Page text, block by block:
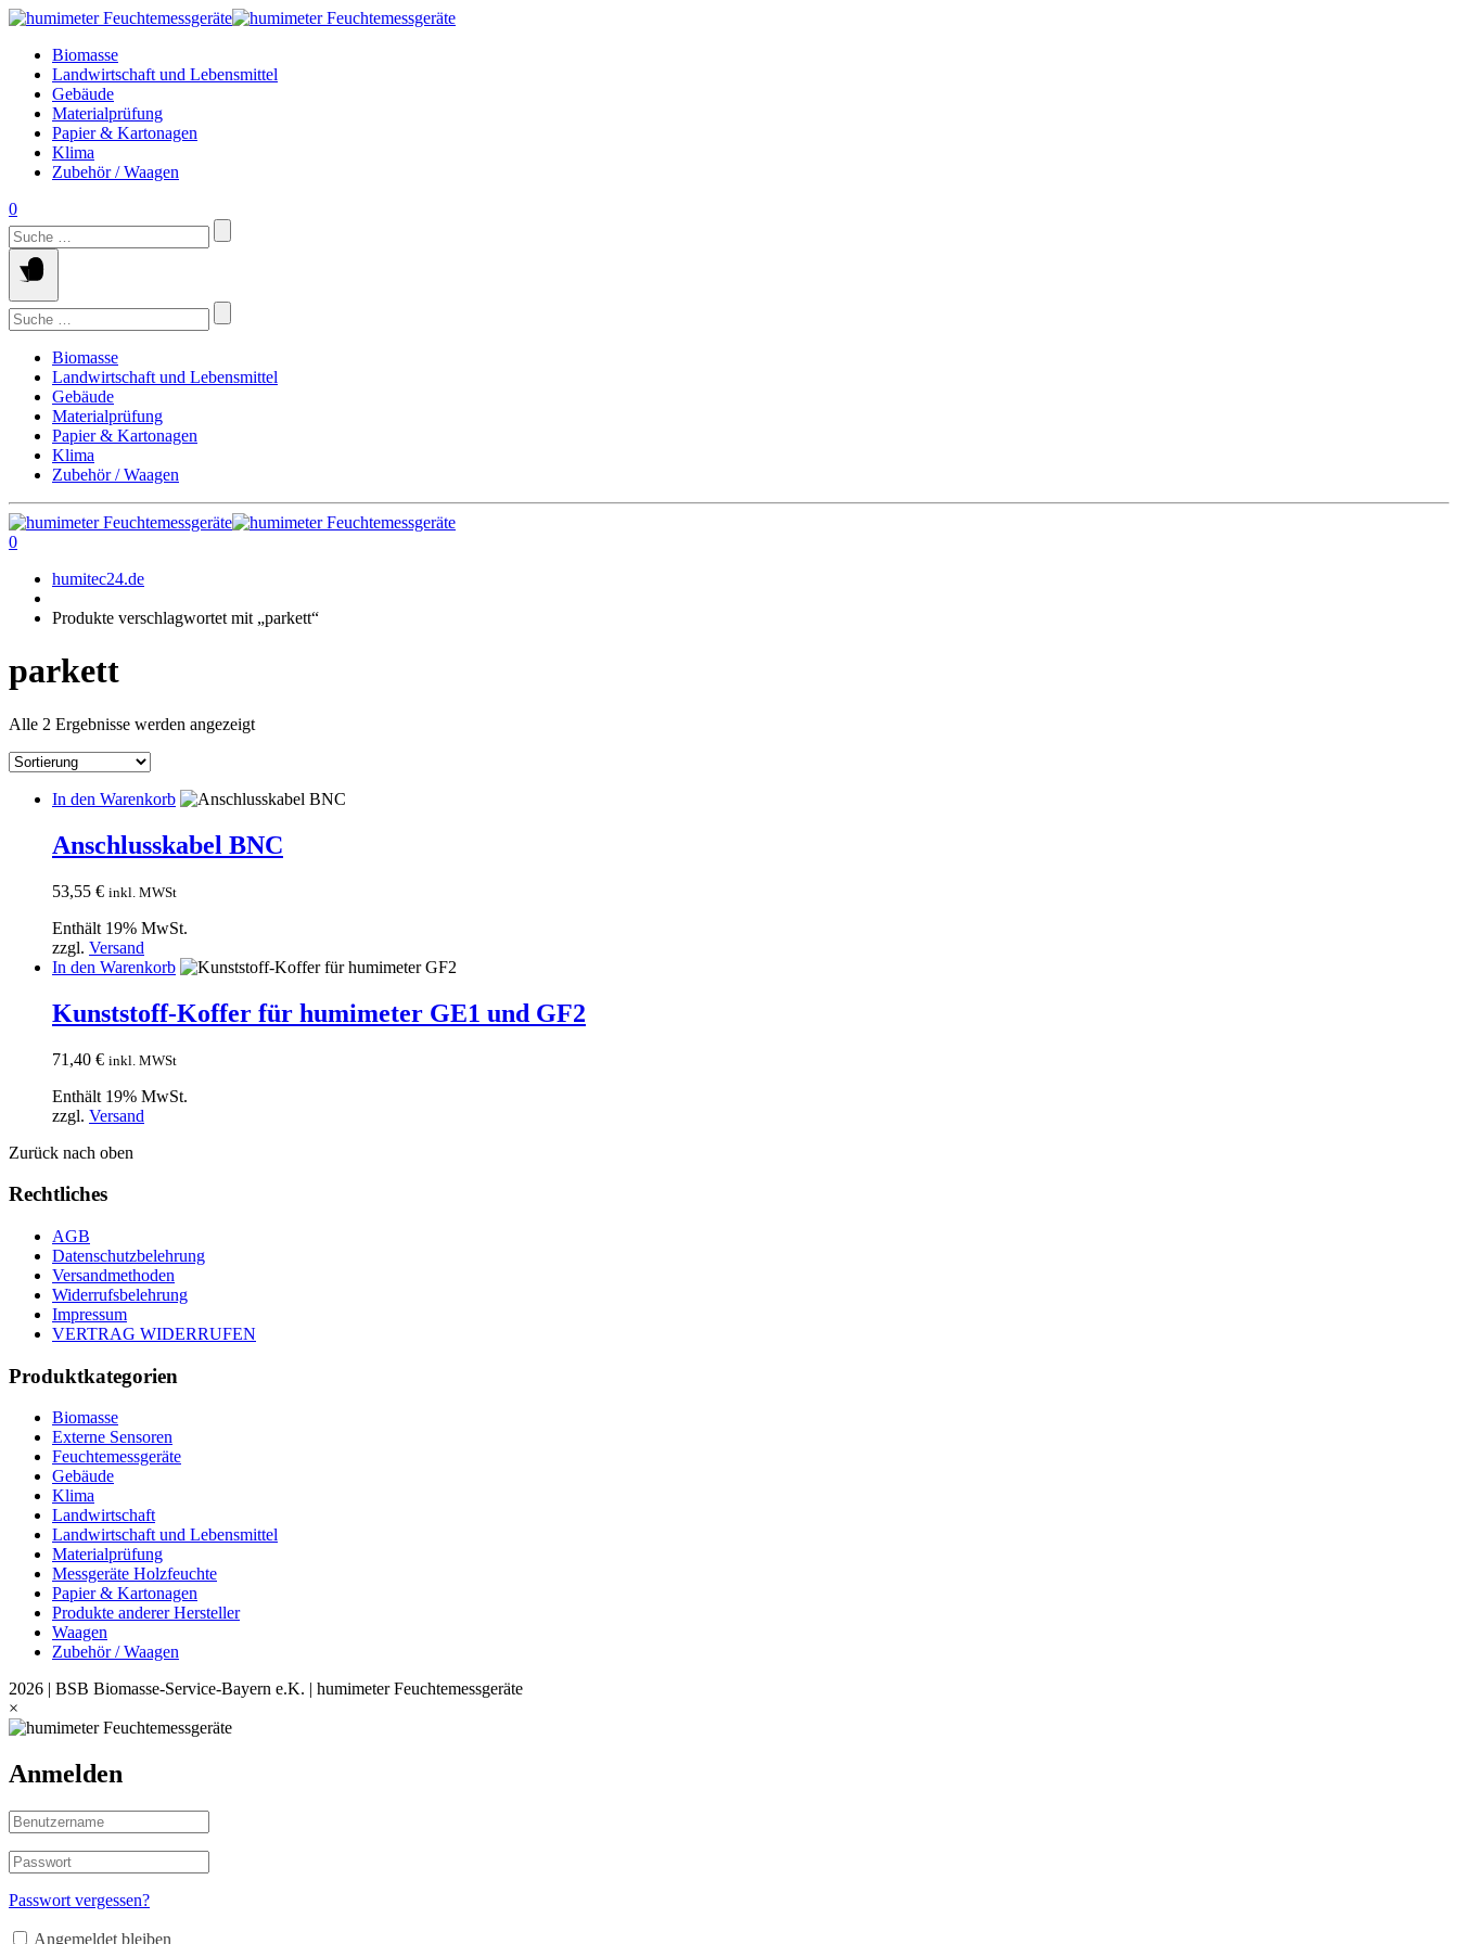
Springe
Inhalt
Biomasse
Landwirtschaft und Lebensmittel
Gebäude
Materialprüfung
Papier & Kartonagen
Klima
Zubehör / Waagen
0
Suchen
nach:
Suchen
nach:
Biomasse
Landwirtschaft und Lebensmittel
Gebäude
Materialprüfung
Papier & Kartonagen
Klima
Zubehör / Waagen
0
humitec24.de
Produkte verschlagwortet mit „parkett“
parkett
Alle 2 Ergebnisse werden angezeigt
In den Warenkorb
Anschlusskabel BNC
53,55 € inkl. MWSt
Enthält 19% MwSt.
zzgl. Versand
In den Warenkorb
Kunststoff-Koffer für humimeter GE1 und GF2
71,40 € inkl. MWSt
Enthält 19% MwSt.
zzgl. Versand
Zurück nach oben
Rechtliches
AGB
Datenschutzbelehrung
Versandmethoden
Widerrufsbelehrung
Impressum
VERTRAG WIDERRUFEN
Produktkategorien
Biomasse
Externe Sensoren
Feuchtemessgeräte
Gebäude
Klima
Landwirtschaft
Landwirtschaft und Lebensmittel
Materialprüfung
Messgeräte Holzfeuchte
Papier & Kartonagen
Produkte anderer Hersteller
Waagen
Zubehör / Waagen
2026 | BSB Biomasse-Service-Bayern e.K. | humimeter Feuchtemessgeräte
×
Anmelden
Passwort vergessen?
Angemeldet bleiben